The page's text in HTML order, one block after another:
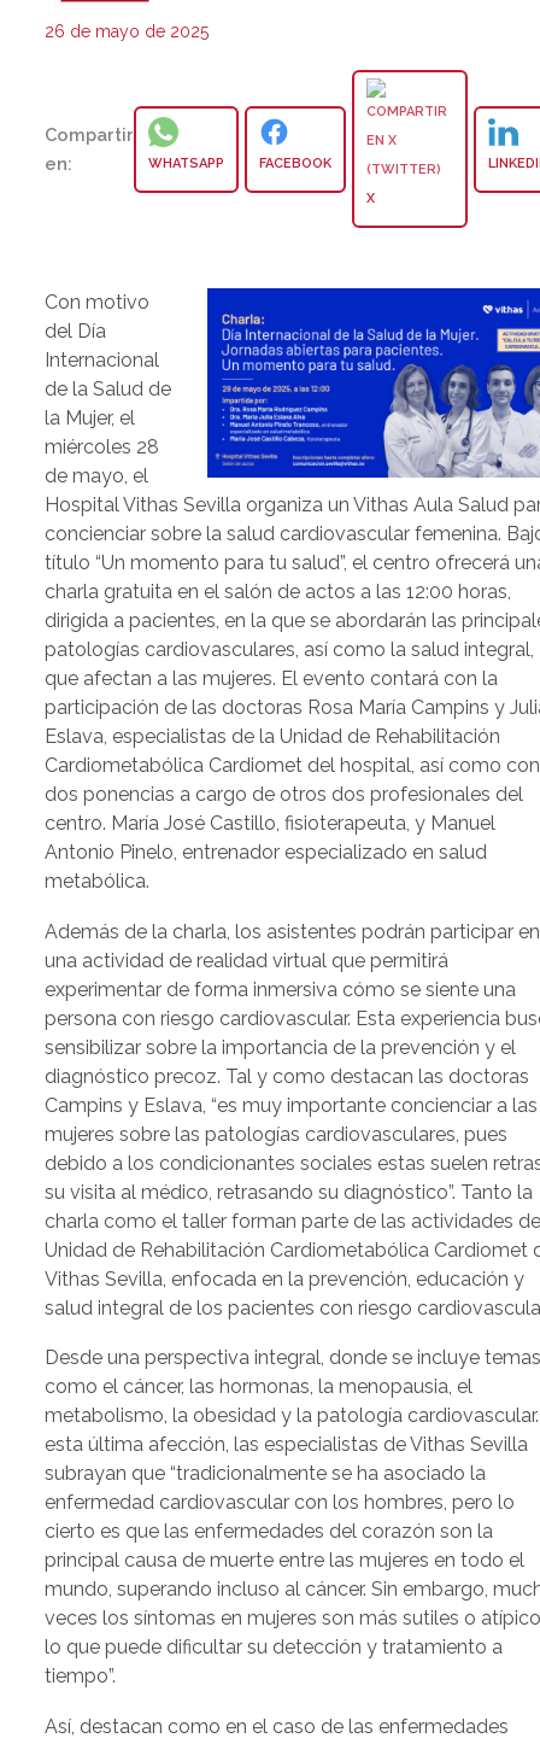
26 de mayo de 2025
Compartir
en:
WHATSAPP FACEBOOK
X
Con motivo
del Día
Internacional
de la Salud de
la Mujer, el
miércoles 28
de mayo, el
Hospital Vithas Sevilla organiza un Vithas Aula Salud
concienciar sobre la salud cardiovascular femenina.
título “Un momento para tu salud”, el centro ofrecerá
charla gratuita en el salón de actos a las 12:00 horas,
dirigida a pacientes, en la que se abordarán las
patologías cardiovasculares, así como la salud integral,
que afectan a las mujeres. El evento contará con la
participación de las doctoras Rosa María Campins y
Eslava, especialistas de la Unidad de Rehabilitación
Cardiometabólica Cardiomet del hospital, así como con
dos ponencias a cargo de otros dos profesionales del
centro. María José Castillo, fisioterapeuta, y Manuel
Antonio Pinelo, entrenador especializado en salud
metabólica.
Además de la charla, los asistentes podrán participar en
una actividad de realidad virtual que permitirá
experimentar de forma inmersiva cómo se siente una
persona con riesgo cardiovascular. Esta experiencia
sensibilizar sobre la importancia de la prevención y el
diagnóstico precoz. Tal y como destacan las doctoras
Campins y Eslava, “es muy importante concienciar a las
mujeres sobre las patologías cardiovasculares, pues
debido a los condicionantes sociales estas suelen
su visita al médico, retrasando su diagnóstico”. Tanto la
charla como el taller forman parte de las actividades
Unidad de Rehabilitación Cardiometabólica Cardiomet
Vithas Sevilla, enfocada en la prevención, educación y
salud integral de los pacientes con riesgo
Desde una perspectiva integral, donde se incluye
como el cáncer, las hormonas, la menopausia, el
metabolismo, la obesidad y la patología
esta última afección, las especialistas de Vithas Sevilla
subrayan que “tradicionalmente se ha asociado la
enfermedad cardiovascular con los hombres, pero lo
cierto es que las enfermedades del corazón son la
principal causa de muerte entre las mujeres en todo el
mundo, superando incluso al cáncer. Sin embargo,
veces los síntomas en mujeres son más sutiles o
lo que puede dificultar su detección y tratamiento a
tiempo”.
Así, destacan como en el caso de las enfermedades